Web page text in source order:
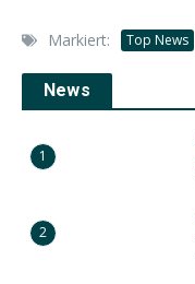
Markiert: Top News
News
1
2